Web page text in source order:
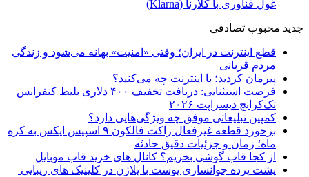
غول فناوری با کلارنا (Klarna)
جدید محبوب تصادفی
قطع اینترنت در ایران؛ وقتی «امنیت» بهانه می‌شود و زندگی
مردم قربانی
پیرمان کردید؛ با اینترنت چه می‌کنید؟
فرصت استثنایی: دریافت تخفیف ۴۰۰ دلاری بلیط کنفرانس
تک‌کرانچ دیسراپت ۲۰۲۶
کمپین تبلیغاتی موفق چه ویژگی‌هایی دارد؟
برخورد قطعه غیرفعال راکت فالکون ۹ اسپیس ایکس به کره
ماه؛ زمان و جزئیات دقیق حادثه
از کجا قاب گوشی بخریم؟ کانال های خرید قاب موبایل
پشت پرده جوانسازی پوست با پلاژن در کلینیک های زیبایی